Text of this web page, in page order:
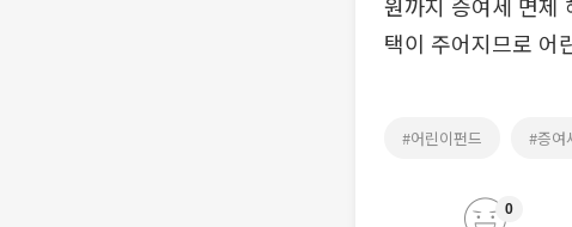
택이 주어지므로 어
#어린이펀드 #증여
0